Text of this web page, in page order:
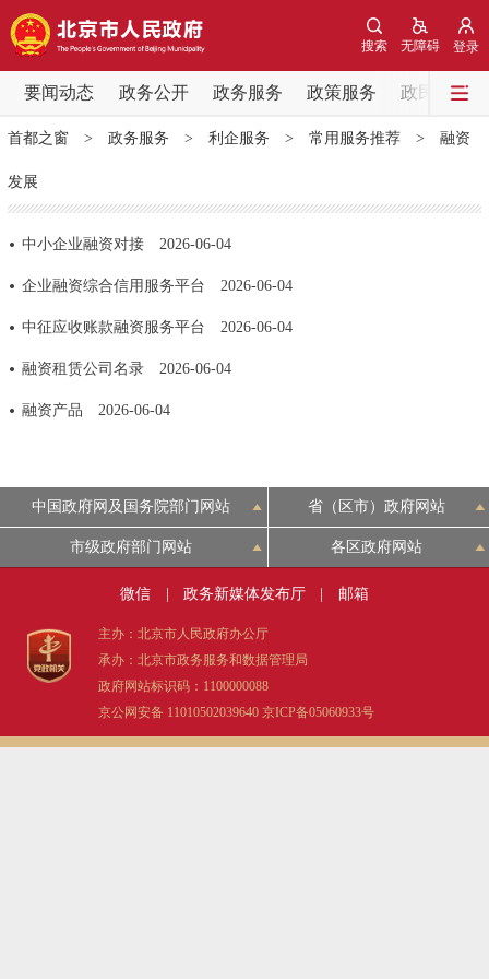
登录
无障碍
搜索
要闻动态 政务公开 政务服务 政策服务 政民互动
要闻动态
党中央精神 国务院信息 中央部委动态
北京要闻 会议信息 部门动态
各区热点
政务公开
决策公开 专题公开
政务服务
个人服务 法人服务
便民服务 利企服务
首都之窗> 政务服务 > 利企服务 > 常用服务推荐> 融资
发展
中小企业融资对接 2026-06-04
企业融资综合信用服务平台 2026-06-04
中征应收账款融资服务平台 2026-06-04
融资租赁公司名录 2026-06-04
融资产品 2026-06-04
中国政府网及国务院部门网站 省（区市）政府网站
市级政府部门网站 各区政府网站
微信 政务新媒体发布厅 邮箱
主办：北京市人民政府办公厅
承办：北京市政务服务和数据管理局
政府网站标识码：1100000088
京公网安备 11010502039640 京ICP备05060933号